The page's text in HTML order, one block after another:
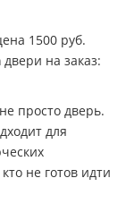
1500 руб.
двери на заказ:
просто дверь.
для
не готов идти